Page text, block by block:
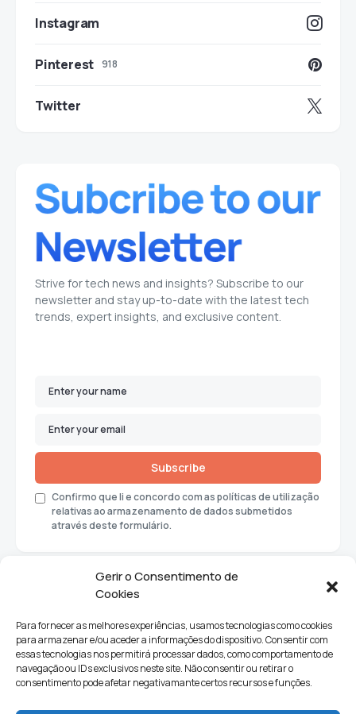
Gerir o Consentimento de
Cookies
Para fornecer as melhores experiências, usamos tecnologias como cookies
para armazenar e/ou aceder a informações do dispositivo. Consentir com
essas tecnologias nos permitirá processar dados, como comportamento de
navegação ou IDs exclusivos neste site. Não consentir ou retirar o
consentimento pode afetar negativamante certos recursos e funções.
Instagram
Pinterest 918
Twitter
Strive for tech news and insights? Subscribe to our
newsletter and stay up-to-date with the latest tech
trends, expert insights, and exclusive content.
Subscribe
Confirmo que li e concordo com as políticas de utilização
relativas ao armazenamento de dados submetidos
através deste formulário.